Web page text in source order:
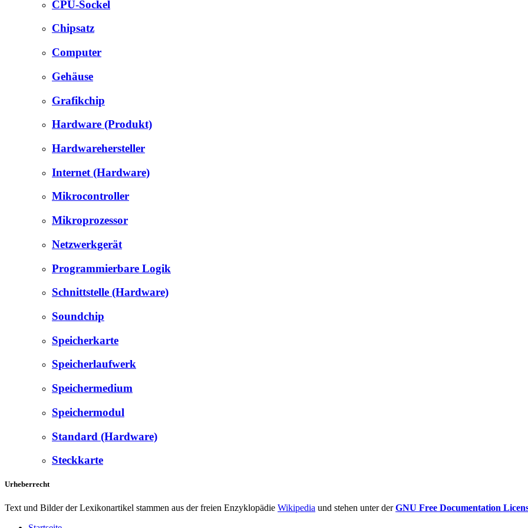
CPU-Sockel
Chipsatz
Computer
Gehäuse
Grafikchip
Hardware (Produkt)
Hardwarehersteller
Internet (Hardware)
Mikrocontroller
Mikroprozessor
Netzwerkgerät
Programmierbare Logik
Schnittstelle (Hardware)
Soundchip
Speicherkarte
Speicherlaufwerk
Speichermedium
Speichermodul
Standard (Hardware)
Steckkarte
Urheberrecht
Text und Bilder der Lexikonartikel stammen aus der freien Enzyklopädie Wikipedia und stehen unter derGNU Free Documentation